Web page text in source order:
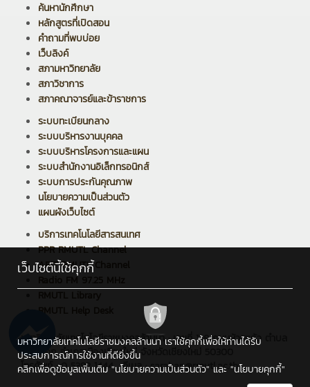
ค้นหานักศึกษา
หลักสูตรที่เปิดสอน
คำถามที่พบบ่อย
เว็บลิงค์
สภามหาวิทยาลัย
สภาวิชาการ
สภาคณาจารย์และข้าราชการ
ระบบทะเบียนกลาง
ระบบบริหารงานบุคคล
ระบบบริหารโครงการและแผน
ระบบสำนักงานอิเล็กทรอนิกส์
ระบบการประกันคุณภาพ
นโยบายความเป็นส่วนตัว
แผนผังเว็บไซต์
บริการเทคโนโลยีสารสนเทศ
PPR RMUTL Channel
ARIT RMUTL Channel
Radio FM 97.25 MHz
มหาวิทยาลัยเทคโนโลยีราชมงคลล้านนา : เลขที่ 128 ถนนห้วยแก้ว ตำบล
ช้างเผือก อำเภอเมืองเชียงใหม่ จังหวัดเชียงใหม่ 50300
โทรศัพท์ : 0 5392 1444 , อีเมล : saraban@rmutl.ac.th
เว็บไซต์นี้ใช้คุกกี้
มหาวิทยาลัยเทคโนโลยีราชมงคลล้านนา เราใช้คุกกี้เพื่อให้ท่านได้รับ
ประสบการณ์การใช้งานที่ดียิ่งขึ้น
คลิกเพื่อดูข้อมูลเพิ่มเติม "นโยบายความเป็นส่วนตัว" และ "นโยบายคุกกี้"